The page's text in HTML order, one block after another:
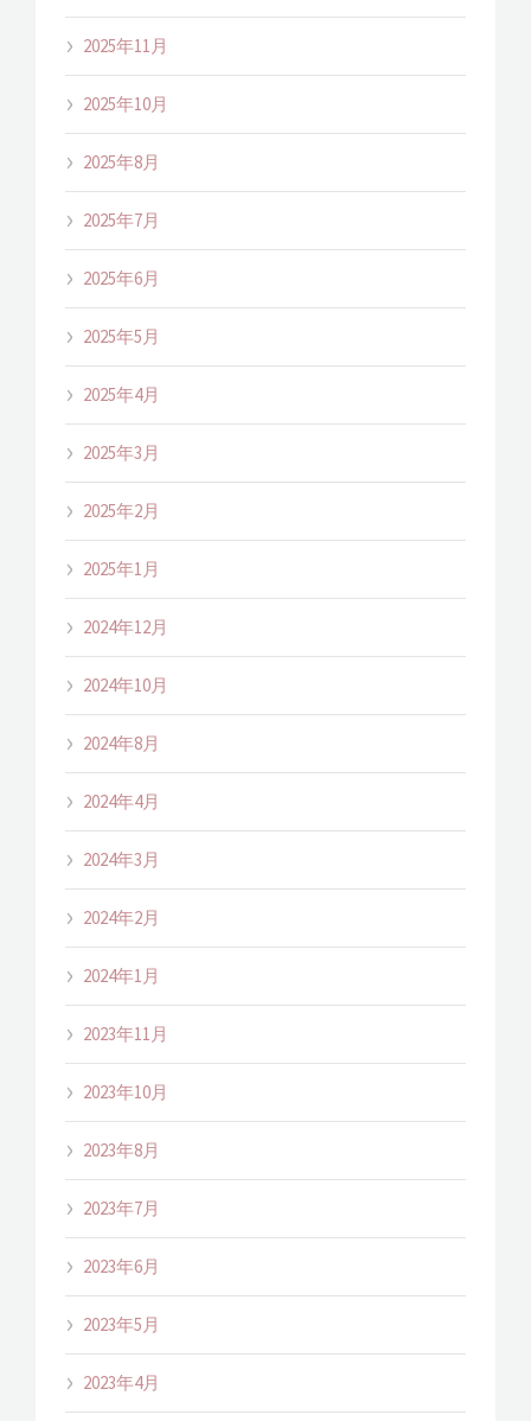
2025年11月
2025年10月
2025年8月
2025年7月
2025年6月
2025年5月
2025年4月
2025年3月
2025年2月
2025年1月
2024年12月
2024年10月
2024年8月
2024年4月
2024年3月
2024年2月
2024年1月
2023年11月
2023年10月
2023年8月
2023年7月
2023年6月
2023年5月
2023年4月